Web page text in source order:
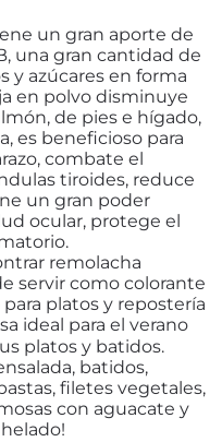
un gran aporte de
una gran cantidad de
y azúcares en forma
en polvo disminuye
de pies e hígado,
es beneficioso para
combate el
tiroides, reduce
un gran poder
ocular, protege el
remolacha
servir como colorante
platos y repostería
ideal para el verano
platos y batidos.
batidos,
filetes vegetales,
con aguacate y